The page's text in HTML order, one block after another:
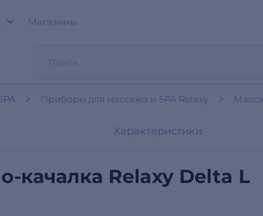
Магазины
Приборы для массажа и SPA Relaxy
Характеристики
качалка Relaxy Delta L